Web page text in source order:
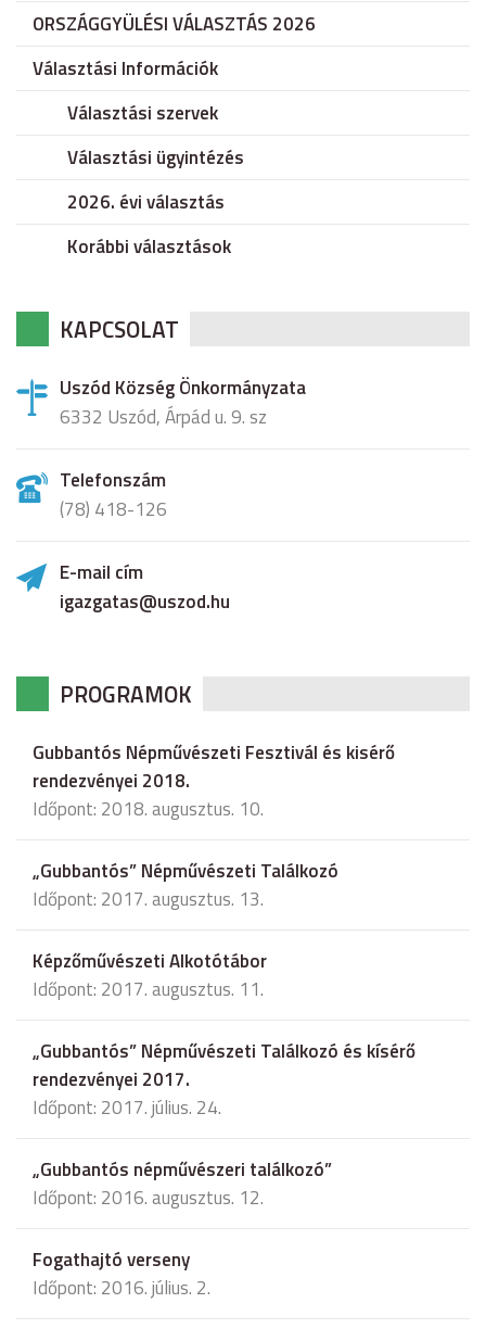
ORSZÁGGYÜLÉSI VÁLASZTÁS 2026
Választási Információk
Választási szervek
Választási ügyintézés
2026. évi választás
Korábbi választások
KAPCSOLAT
Uszód Község Önkormányzata
6332 Uszód, Árpád u. 9. sz
Telefonszám
(78) 418-126
E-mail cím
igazgatas@uszod.hu
PROGRAMOK
Gubbantós Népművészeti Fesztivál és kisérő
rendezvényei 2018.
Időpont: 2018. augusztus. 10.
„Gubbantós” Népművészeti Találkozó
Időpont: 2017. augusztus. 13.
Képzőművészeti Alkotótábor
Időpont: 2017. augusztus. 11.
„Gubbantós” Népművészeti Találkozó és kísérő
rendezvényei 2017.
Időpont: 2017. július. 24.
„Gubbantós népművészeri találkozó”
Időpont: 2016. augusztus. 12.
Fogathajtó verseny
Időpont: 2016. július. 2.